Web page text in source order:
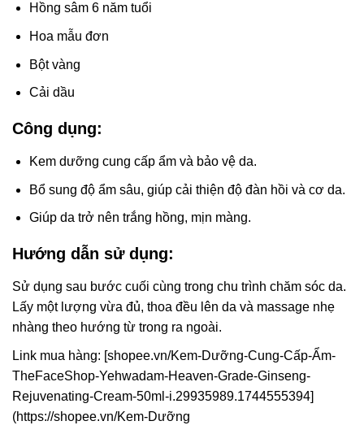
Hồng sâm 6 năm tuổi
Hoa mẫu đơn
Bột vàng
Cải dầu
Công dụng:
Kem dưỡng cung cấp ẩm và bảo vệ da.
Bổ sung độ ẩm sâu, giúp cải thiện độ đàn hồi và cơ da.
Giúp da trở nên trắng hồng, mịn màng.
Hướng dẫn sử dụng:
Sử dụng sau bước cuối cùng trong chu trình chăm sóc da.
Lấy một lượng vừa đủ, thoa đều lên da và massage nhẹ
nhàng theo hướng từ trong ra ngoài.
Link mua hàng: [shopee.vn/Kem-Dưỡng-Cung-Cấp-Ẩm-
TheFaceShop-Yehwadam-Heaven-Grade-Ginseng-
Rejuvenating-Cream-50ml-i.29935989.1744555394]
(https://shopee.vn/Kem-Dưỡng